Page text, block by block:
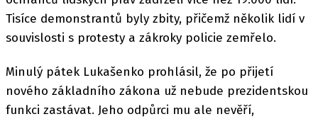
Tisíce demonstrantů byly zbity, přičemž několik lidí v
souvislosti s protesty a zákroky policie zemřelo.
Minulý pátek Lukašenko prohlásil, že po přijetí
nového základního zákona už nebude prezidentskou
funkci zastávat. Jeho odpůrci mu ale nevěří,